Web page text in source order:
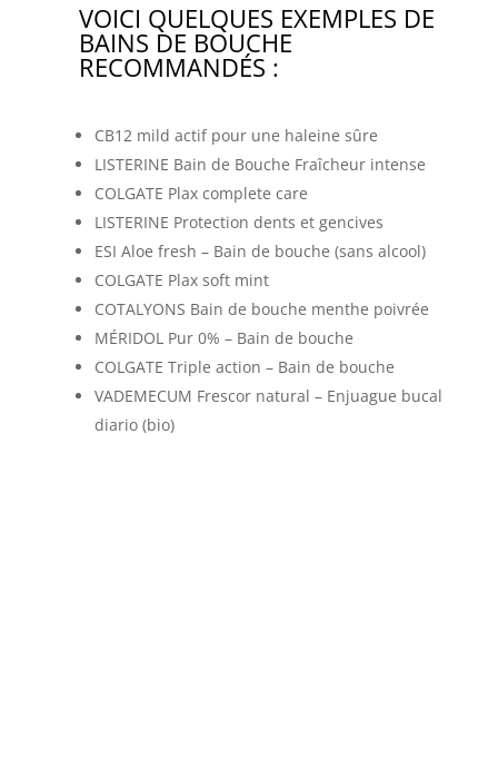
VOICI QUELQUES EXEMPLES DE
BAINS DE BOUCHE
RECOMMANDÉS :
CB12 mild actif pour une haleine sûre
LISTERINE Bain de Bouche Fraîcheur intense
COLGATE Plax complete care
LISTERINE Protection dents et gencives
ESI Aloe fresh – Bain de bouche (sans alcool)
COLGATE Plax soft mint
COTALYONS Bain de bouche menthe poivrée
MÉRIDOL Pur 0% – Bain de bouche
COLGATE Triple action – Bain de bouche
VADEMECUM Frescor natural – Enjuague bucal
diario (bio)